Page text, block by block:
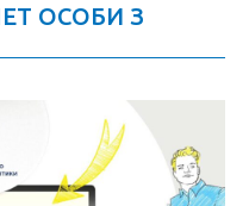
ОСОБИ З